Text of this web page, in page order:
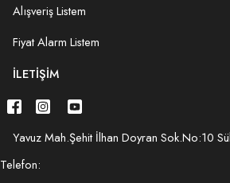
Alışveriş Listem
Fiyat Alarm Listem
İLETIŞIM
Yavuz Mah.Şehit İlhan Doyran Sok.No:10
Telefon: